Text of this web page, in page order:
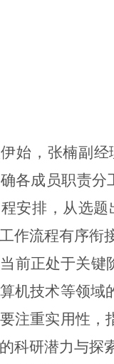
始，张楠副经
各成员职责分
安排，从选
作流程有序衔
前正处于关键
机技术等领域
注重实用性，
科研潜力与探